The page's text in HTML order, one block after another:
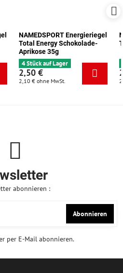
NAMEDSPORT Energieriegel
Total Energy Schokolade-
Aprikose 35g
4 Stück auf Lager
2,50 €
2,10 € ohne MwSt.
abonnieren :
Abonnieren
per E-Mail abonnieren.